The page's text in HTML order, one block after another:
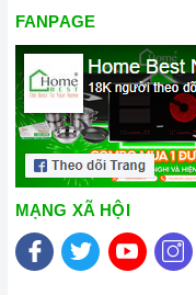
FANPAGE
MẠNG XÃ HỘI